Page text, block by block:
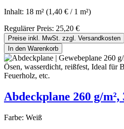
Inhalt: 18 m² (1,40 € / 1 m²)
Regulärer Preis: 25,20 €
Preise inkl. MwSt. zzgl. Versandkosten
In den Warenkorb
Abdeckplane 260 g/
Farbe: Weiß